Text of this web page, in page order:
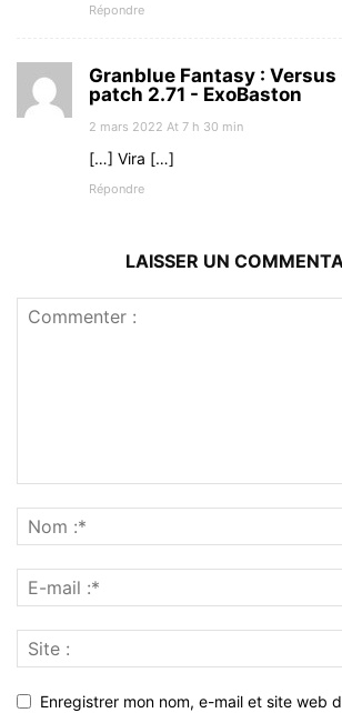
Répondre
Granblue Fantasy : Versus
patch 2.71 - ExoBaston
2 mars 2022 At 7 h 30 min
[…] Vira […]
Répondre
LAISSER UN
Enregistrer mon nom, e-mail et site web